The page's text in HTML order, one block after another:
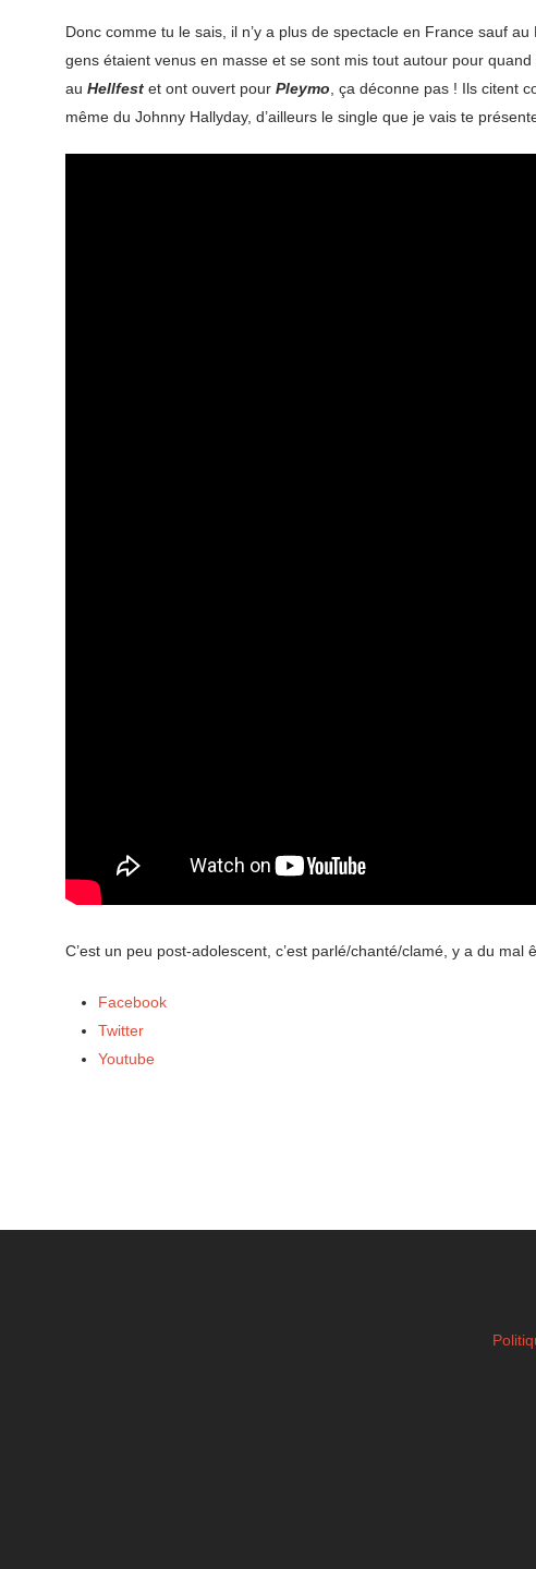
Donc comme tu le sais, il n’y a plus de spectacle en France sauf au
gens étaient venus en masse et se sont mis tout autour pour
au Hellfest et ont ouvert pour Pleymo , ça déconne pas ! Ils citent
même du Johnny Hallyday, d’ailleurs le single que je vais te
C’est un peu post-adolescent, c’est parlé/chanté/clamé, y a du
Facebook
Twitter
Youtube